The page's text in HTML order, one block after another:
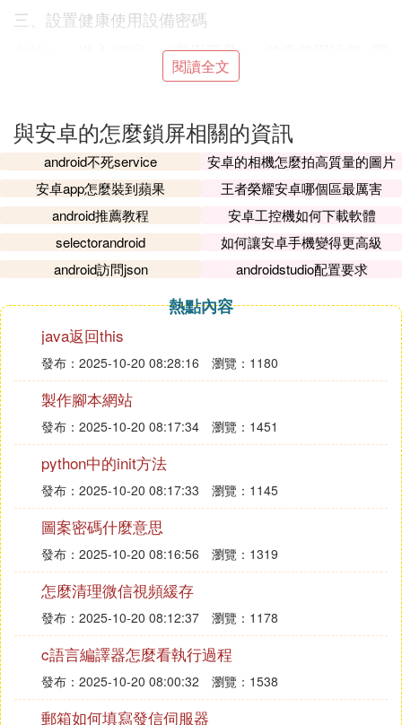
三、設置健康使用設備密碼
方法一：進入i管家--（實用工具）--健康使用設備--開
啟「健康使用設備密碼」；
設備密碼」，輸入密碼並設置安全問題即可。
若有更多疑問，可進入此鏈接網頁鏈接咨詢在線客服
了解詳情。
㈢ 使用安卓系統的手機怎麼設置手勢鎖屏
在安卓手機上設置鎖屏密碼，首先需要確認手機的操
作系統版本，確保其在7.0及以上。這是因為不同版
本的Android系統可能有不同的設置步驟。
進入手機的「設置」應用後，你將看到一系列的選
項。在「個人」部分下方，尋找並點擊「安全」選
項，這將帶你進入鎖屏設置界面。
在鎖屏設置頁面，你會看到一個名為「屏幕鎖定」的
項目。點擊該項目，將彈出一個菜單，其中包含多種
鎖屏方式供你選擇，比如圖案、密碼、PIN碼等。為
了設置手勢鎖屏，你需要點擊「屏幕鎖定方式」選
項。
在手勢鎖屏的設置頁面，你可以根據個人喜好來設定
手勢路徑，這需要一定的練習才能熟練掌握。一旦設
定完畢，你需要按照設定的手勢在鎖屏界面上繪制，
以驗證你的設置是否正確。
另外，你還可以在鎖屏設置頁面中調整自動鎖定的時
間，以及電源按鈕和鎖定屏幕的消息設置。這些都可
以根據你的需要進行調整，以確保手機的安全性和便
閱讀全文
與安卓的怎麼鎖屏相關的資訊
android不死service
安卓的相機怎麼拍高質量的圖片
安卓app怎麼裝到蘋果
王者榮耀安卓哪個區最厲害
android推薦教程
安卓工控機如何下載軟體
selectorandroid
如何讓安卓手機變得更高級
android訪問json
androidstudio配置要求
熱點內容
java返回this
發布：2025-10-20 08:28:16 瀏覽：1180
製作腳本網站
發布：2025-10-20 08:17:34 瀏覽：1451
python中的init方法
發布：2025-10-20 08:17:33 瀏覽：1145
圖案密碼什麼意思
發布：2025-10-20 08:16:56 瀏覽：1319
怎麼清理微信視頻緩存
發布：2025-10-20 08:12:37 瀏覽：1178
c語言編譯器怎麼看執行過程
發布：2025-10-20 08:00:32 瀏覽：1538
郵箱如何填寫發信伺服器